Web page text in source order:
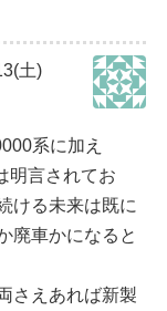
土)
系に加え
明言されてお
ける未来は既に
廃車かになると
さえあれば新製